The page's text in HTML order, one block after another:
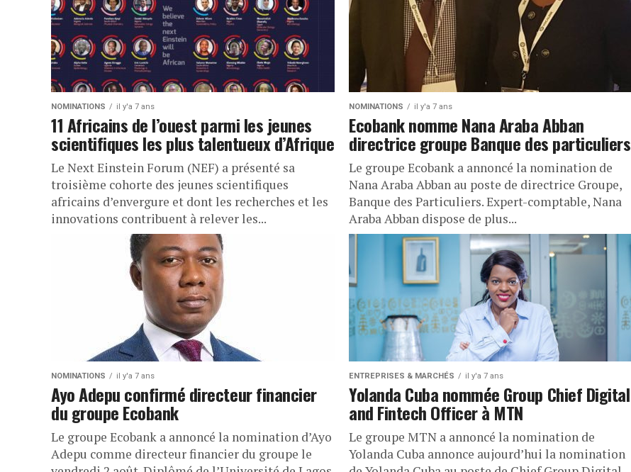
NOMINATIONS il y'a 7 ans
11 Africains de l’ouest parmi les jeunes
scientifiques les plus talentueux d’Afrique
Le Next Einstein Forum (NEF) a présenté sa
troisième cohorte des jeunes scientifiques
africains d’envergure et dont les recherches et les
innovations contribuent à relever les...
NOMINATIONS il y'a 7 ans
Ecobank nomme Nana Araba Abban
directrice groupe Banque des particuliers
Le groupe Ecobank a annoncé la nomination de
Nana Araba Abban au poste de directrice Groupe,
Banque des Particuliers. Expert-comptable, Nana
Araba Abban dispose de plus...
NOMINATIONS il y'a 7 ans
Ayo Adepu confirmé directeur financier
du groupe Ecobank
Le groupe Ecobank a annoncé la nomination d’Ayo
Adepu comme directeur financier du groupe le
ENTREPRISES & MARCHÉS il y'a 7 ans
Yolanda Cuba nommée Group Chief Digital
and Fintech Officer à MTN
Le groupe MTN a annoncé la nomination de
Yolanda Cuba annonce aujourd’hui la nomination